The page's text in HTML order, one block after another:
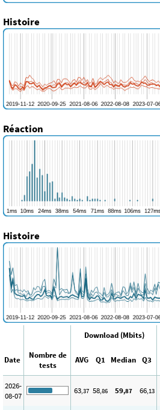
Histoire
Réaction
Histoire
Download (Mbits)
Date
Nombre de
tests
AVG Q1 Median Q3
2026-
08-07
63,37 58,86 59,87 66,13